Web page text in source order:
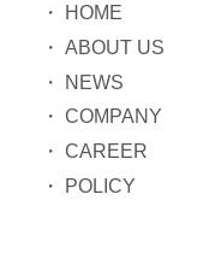
・
HOME
・ ABOUT US
・
NEWS
・ COMPANY
・ CAREER
・
POLICY